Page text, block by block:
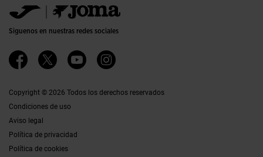
Preguntas frecuentes
Política de calidad y medio ambiente
Trabaja con nosotros
Proyectos subvencionados
Canal ético
Jomanet
Área marketing
Contacto
Siguenos en nuestras redes sociales
Copyright © 2026 Todos los derechos reservados
Condiciones de uso
Aviso legal
Política de privacidad
Política de cookies